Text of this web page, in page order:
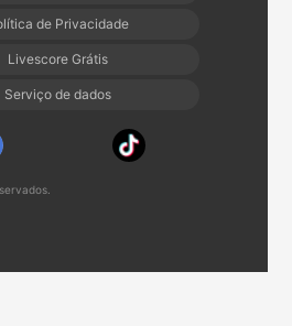
de Privacidade
Livescore Grátis
Serviço de dados